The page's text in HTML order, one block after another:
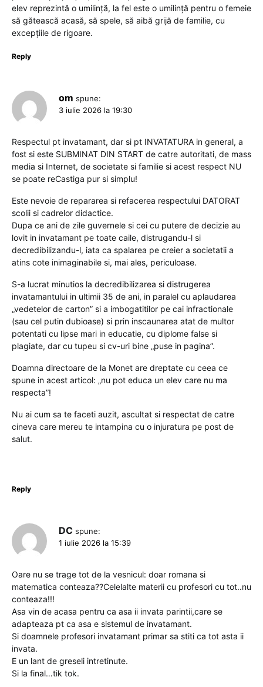
elev reprezintă o umilință, la fel este o umilință pentru o femeie
să gătească acasă, să spele, să aibă grijă de familie, cu
excepțiile de rigoare.
Reply
om spune:
3 iulie 2026 la 19:30
Respectul pt invatamant, dar si pt INVATATURA in general, a
fost si este SUBMINAT DIN START de catre autoritati, de mass
media si Internet, de societate si familie si acest respect NU
se poate reCastiga pur si simplu!
Este nevoie de repararea si refacerea respectului DATORAT
scolii si cadrelor didactice.
Dupa ce ani de zile guvernele si cei cu putere de decizie au
lovit in invatamant pe toate caile, distrugandu-l si
decredibilizandu-l, iata ca spalarea pe creier a societatii a
atins cote inimaginabile si, mai ales, periculoase.
S-a lucrat minutios la decredibilizarea si distrugerea
invatamantului in ultimii 35 de ani, in paralel cu aplaudarea
„vedetelor de carton” si a imbogatitilor pe cai infractionale
(sau cel putin dubioase) si prin inscaunarea atat de multor
potentati cu lipse mari in educatie, cu diplome false si
plagiate, dar cu tupeu si cv-uri bine „puse in pagina”.
Doamna directoare de la Monet are dreptate cu ceea ce
spune in acest articol: „nu pot educa un elev care nu ma
respecta”!
Nu ai cum sa te faceti auzit, ascultat si respectat de catre
cineva care mereu te intampina cu o injuratura pe post de
salut.
Reply
DC spune:
1 iulie 2026 la 15:39
Oare nu se trage tot de la vesnicul: doar romana si
matematica conteaza??Celelalte materii cu profesori cu tot..nu
conteaza!!!
Asa vin de acasa pentru ca asa ii invata parintii,care se
adapteaza pt ca asa e sistemul de invatamant.
Si doamnele profesori invatamant primar sa stiti ca tot asta ii
invata.
E un lant de greseli intretinute.
Si la final…tik tok.